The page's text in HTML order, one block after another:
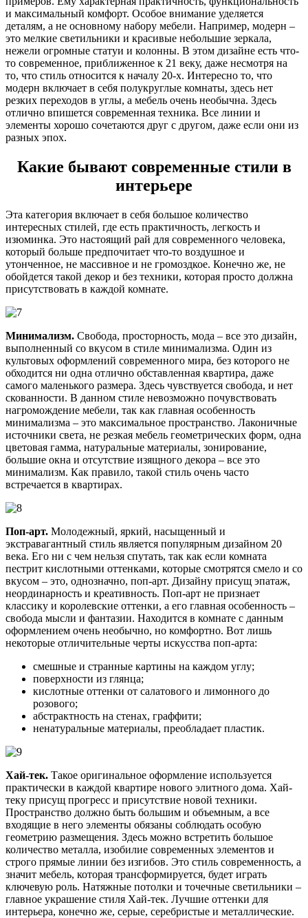
и максимальный комфорт. Особое внимание уделяется
деталям, а не основному набору мебели. Например, модерн –
это мелкие светильники и красивые небольшие зеркала,
нежели огромные статуи и колонны. В этом дизайне есть что-
то современное, приближенное к 21 веку, даже несмотря на
то, что стиль относится к началу 20-х. Интересно то, что
модерн включает в себя полукруглые комнаты, здесь нет
резких переходов в углы, а мебель очень необычна. Здесь
отлично впишется современная техника. Все линии и
элементы хорошо сочетаются друг с другом, даже если они из
разных эпох.
Какие бывают современные стили в
интерьере
Эта категория включает в себя большое количество
интересных стилей, где есть практичность, легкость и
изюминка. Это настоящий рай для современного человека,
который больше предпочитает что-то воздушное и
утонченное, не массивное и не громоздкое. Конечно же, не
обойдется такой декор и без техники, которая просто должна
присутствовать в каждой комнате.
Минимализм. Свобода, просторность, мода – все это дизайн,
выполненный со вкусом в стиле минимализма. Один из
культовых оформлений современного мира, без которого не
обходится ни одна отлично обставленная квартира, даже
самого маленького размера. Здесь чувствуется свобода, и нет
скованности. В данном стиле невозможно почувствовать
нагромождение мебели, так как главная особенность
минимализма – это максимальное пространство. Лаконичные
источники света, не резкая мебель геометрических форм, одна
цветовая гамма, натуральные материалы, зонирование,
большие окна и отсутствие изящного декора – все это
минимализм. Как правило, такой стиль очень часто
встречается в квартирах.
Поп-арт. Молодежный, яркий, насыщенный и
экстравагантный стиль является популярным дизайном 20
века. Его ни с чем нельзя спутать, так как если комната
пестрит кислотными оттенками, которые смотрятся смело и со
вкусом – это, однозначно, поп-арт. Дизайну присущ эпатаж,
неординарность и креативность. Поп-арт не признает
классику и королевские оттенки, а его главная особенность –
свобода мысли и фантазии. Находится в комнате с данным
оформлением очень необычно, но комфортно. Вот лишь
некоторые отличительные черты искусства поп-арта:
смешные и странные картины на каждом углу;
поверхности из глянца;
кислотные оттенки от салатового и лимонного до
розового;
абстрактность на стенах, граффити;
ненатуральные материалы, преобладает пластик.
Хай-тек. Такое оригинальное оформление используется
практически в каждой квартире нового элитного дома. Хай-
теку присущ прогресс и присутствие новой техники.
Пространство должно быть большим и объемным, а все
входящие в него элементы обязаны соблюдать особую
геометрию размещения. Здесь можно встретить большое
количество металла, изобилие современных элементов и
строго прямые линии без изгибов. Это стиль современность, а
значит мебель, которая трансформируется, будет играть
ключевую роль. Натяжные потолки и точечные светильники –
главное украшение стиля Хай-тек. Лучшие оттенки для
интерьера, конечно же, серые, серебристые и металлические.